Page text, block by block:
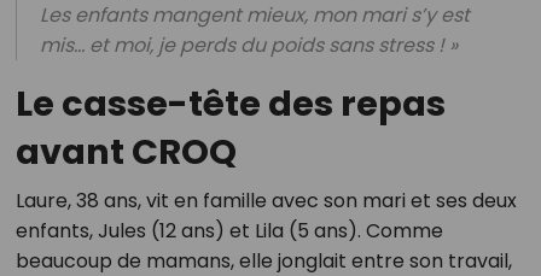
Les enfants mangent mieux, mon mari s’y est
mis… et moi, je perds du poids sans stress ! »
Le casse-tête des repas
avant CROQ
Laure, 38 ans, vit en famille avec son mari et ses deux
enfants, Jules (12 ans) et Lila (5 ans). Comme
beaucoup de mamans, elle jonglait entre son travail,